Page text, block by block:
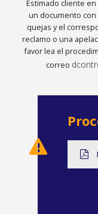
Estimado cliente
un documento
quejas y el
reclamo o una
favor lea el
correo